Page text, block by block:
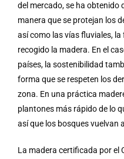
del mercado, se ha obtenido
manera que se protejan los
así como las vías fluviales, la
recogido la madera. En el
países, la sostenibilidad
forma que se respeten los
zona. En una práctica
plantones más rápido de lo
así que los bosques vuelvan
La madera certificada por el